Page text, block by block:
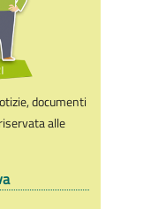
documenti
alle